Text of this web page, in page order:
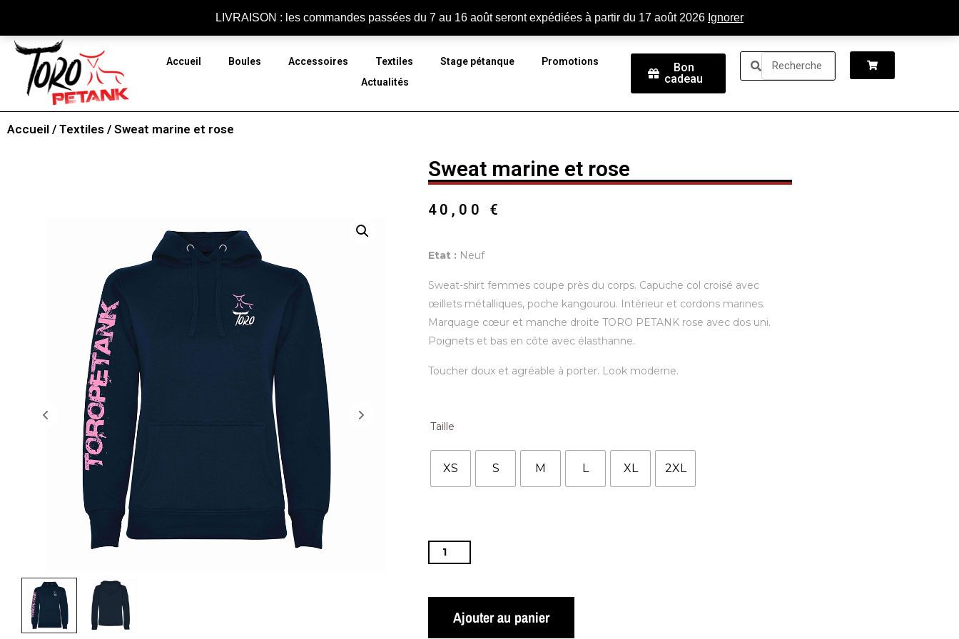
LIVRAISON : les commandes passées du 7 au 16 août seront expédiées à partir du 17 août 2026 Ignorer
Contactez-nous Connexion
Accueil Boules Accessoires Textiles Stage pétanque
Promotions
Actualités
Bon
cadeau
Accueil / Textiles / Sweat marine et rose
Sweat marine et rose
40,00 €
Etat : Neuf
Sweat-shirt femmes coupe près du corps. Capuche col croisé avec
œillets métalliques, poche kangourou. Intérieur et cordons marines.
Marquage cœur et manche droite TORO PETANK rose avec dos uni.
Poignets et bas en côte avec élasthanne.
Toucher doux et agréable à porter. Look moderne.
Taille
XS S M L XL 2XL
Ajouter au panier